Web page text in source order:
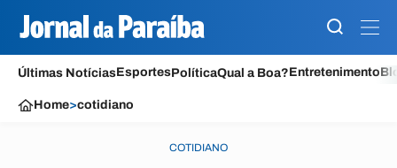
Últimas NotíciasEsportesPolíticaQual a Boa?Entretenimento
Home>cotidiano
COTIDIANO